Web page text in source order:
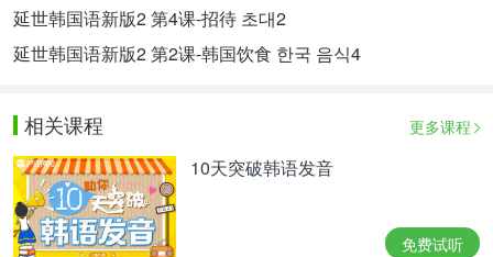
이분은 우리 선생님인데 아주 친절한 분이에요.
这位是我们的老师，非常亲切。
这里是济州岛，景色真的很美。
이 가방은 어머니께 받았는데 튼튼하고 쓰기 편해요.
这个包是妈妈送给我的，不仅结实，用起来也方便。
更多新版延世韩国语教程信息>>
延世韩国语新版2 第4课-招待 초대2
延世韩国语新版2 第2课-韩国饮食 한국 음식4
相关课程 更多课程
10天突破韩语发音
免费试听